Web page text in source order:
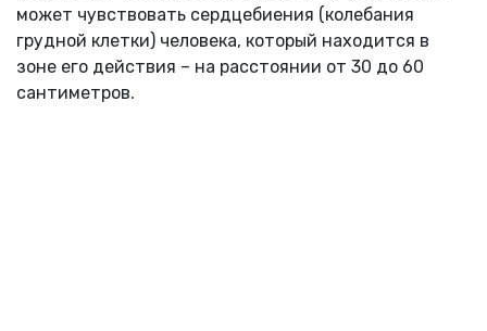
может чувствовать сердцебиения (колебания
грудной клетки) человека, который находится в
зоне его действия – на расстоянии от 30 до 60
сантиметров.